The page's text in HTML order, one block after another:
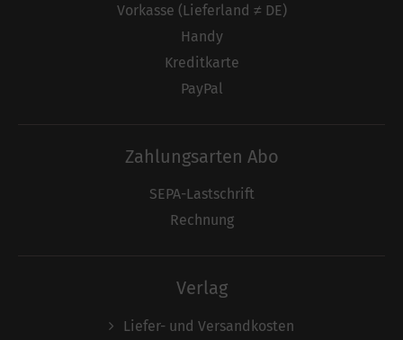
Vorkasse (Lieferland ≠ DE)
Handy
Kreditkarte
PayPal
Zahlungsarten Abo
SEPA-Lastschrift
Rechnung
Verlag
Liefer- und Versandkosten